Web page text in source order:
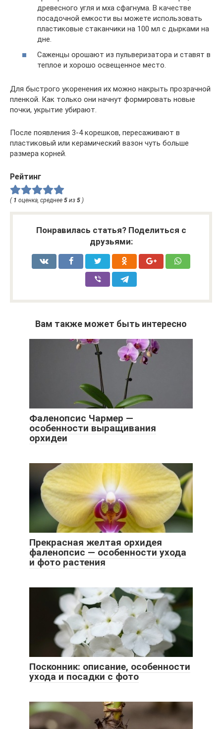
древесного угля и мха сфагнума. В качестве
посадочной емкости вы можете использовать
пластиковые стаканчики на 100 мл с дырками на
дне.
Саженцы орошают из пульверизатора и ставят в
теплое и хорошо освещенное место.
Для быстрого укоренения их можно накрыть прозрачной
пленкой. Как только они начнут формировать новые
почки, укрытие убирают.
После появления 3-4 корешков, пересаживают в
пластиковый или керамический вазон чуть больше
размера корней.
Рейтинг
( 1 оценка, среднее 5 из 5 )
Понравилась статья? Поделиться с
друзьями:
Вам также может быть интересно
Фаленопсис Чармер —
особенности выращивания
орхидеи
Прекрасная желтая орхидея
фаленопсис — особенности ухода
и фото растения
Посконник: описание, особенности
ухода и посадки с фото